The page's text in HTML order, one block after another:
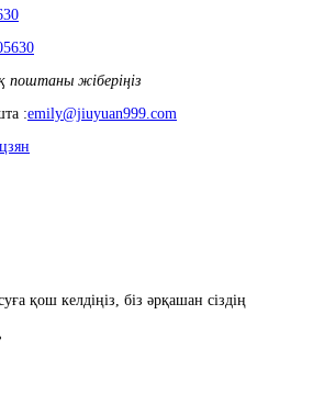
поштаны жіберіңіз
:emily@jiuyuan999.com
қош келдіңіз, біз әрқашан сіздің